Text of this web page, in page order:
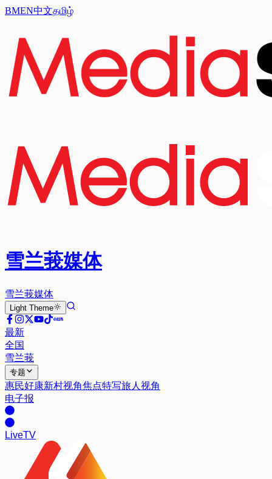
BMEN中文தமிழ்
雪兰莪媒体
雪兰莪媒体
Light Theme
最新
全国
雪兰莪
专题
惠民好康新村视角焦点特写旅人视角
电子报
LiveTV